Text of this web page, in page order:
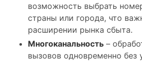
возможность выбрать
страны или города, что
расширении рынка сбыта.
Многоканальность –
вызовов одновременно без